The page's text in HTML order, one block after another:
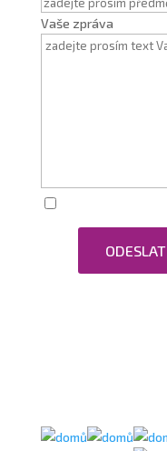
Vaše zpráva
ODESLAT